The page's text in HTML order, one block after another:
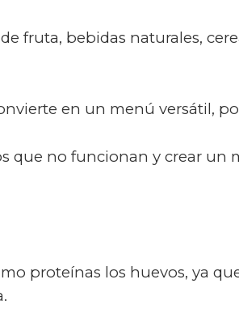
fruta, bebidas naturales,
en un menú versátil,
que no funcionan y crear un
proteínas los huevos, ya